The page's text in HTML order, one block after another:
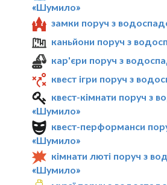
«Шумило»
замки поруч з
каньйони поруч з
кар'єри поруч з
квест ігри поруч з
квест-кімнати поруч з
«Шумило»
квест-перформанси
«Шумило»
кімнати люті поруч з
«Шумило»